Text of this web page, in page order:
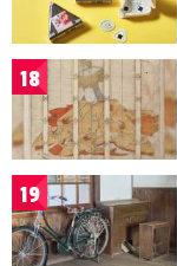
18
19